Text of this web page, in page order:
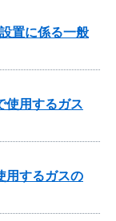
置に係る一般
使用するガス
用するガスの